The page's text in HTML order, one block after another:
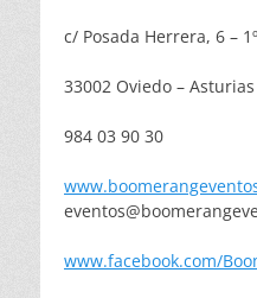
c/ Posada Herrera, 6 –
33002 Oviedo – Asturias
984 03 90 30
www.facebook.com/